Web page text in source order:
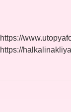
https://
https://